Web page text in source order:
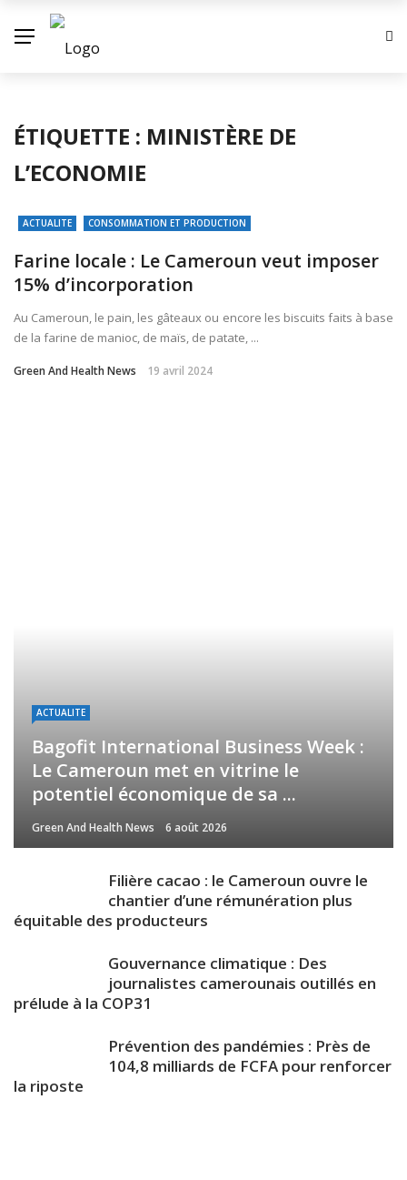
ÉTIQUETTE : MINISTÈRE DE
L’ECONOMIE
ACTUALITE CONSOMMATION ET PRODUCTION
Farine locale : Le Cameroun veut imposer
15% d’incorporation
Au Cameroun, le pain, les gâteaux ou encore les biscuits faits à base
de la farine de manioc, de maïs, de patate, ...
Green And Health News 19 avril 2024
ACTUALITE
Bagofit International Business Week :
Le Cameroun met en vitrine le
potentiel économique de sa ...
Green And Health News 6 août 2026
Filière cacao : le Cameroun ouvre le
chantier d’une rémunération plus
équitable des producteurs
Gouvernance climatique : Des
journalistes camerounais outillés en
prélude à la COP31
Prévention des pandémies : Près de
104,8 milliards de FCFA pour renforcer
la riposte